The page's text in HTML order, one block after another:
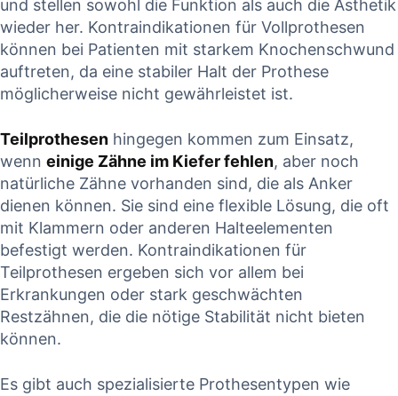
und ‍stellen sowohl die Funktion ‍als auch ​die Ästhetik​
wieder her. ‍Kontraindikationen ⁢für Vollprothesen
können bei⁤ Patienten mit starkem Knochenschwund
‍auftreten, da eine stabiler⁢ Halt der Prothese
möglicherweise nicht ‍gewährleistet ist.
Teilprothesen hingegen kommen zum⁤ Einsatz,
wenn einige Zähne​ im⁢ Kiefer fehlen, ⁤aber ‍noch
natürliche Zähne vorhanden sind, die als Anker
dienen können. Sie‌ sind eine flexible Lösung, ⁣die oft
mit Klammern oder anderen ⁣Halteelementen
befestigt werden. ⁤Kontraindikationen für‍
Teilprothesen ergeben sich ⁢vor allem ⁣bei
Erkrankungen oder stark geschwächten‌
Restzähnen, die die nötige Stabilität nicht bieten
können.
Es gibt⁤ auch spezialisierte Prothesentypen wie